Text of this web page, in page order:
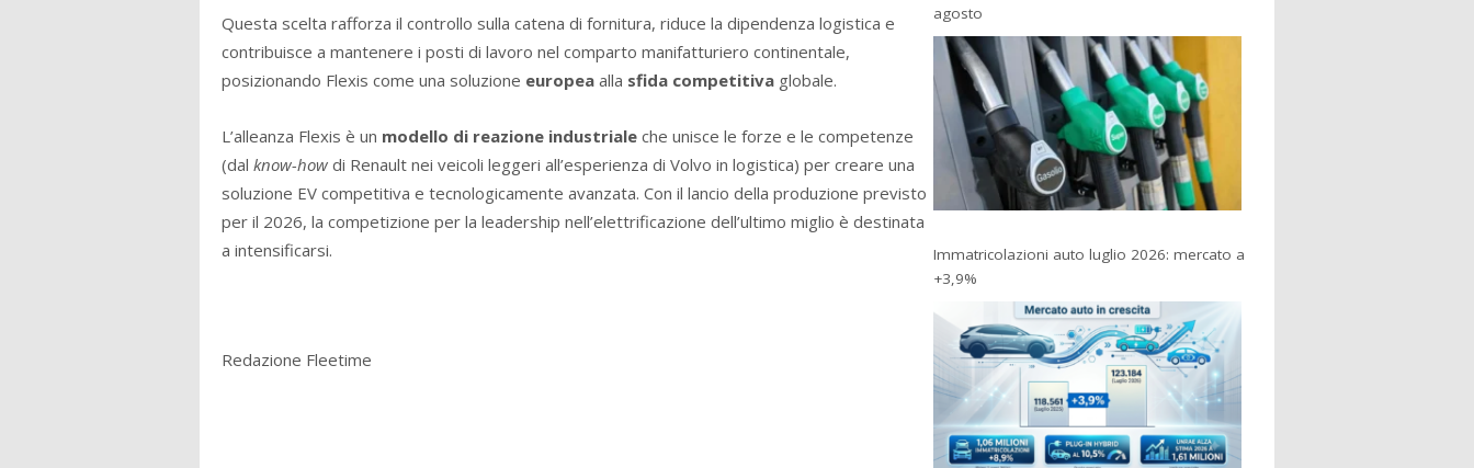
Questa scelta rafforza il controllo sulla catena di fornitura, riduce la dipendenza logistica e
contribuisce a mantenere i posti di lavoro nel comparto manifatturiero continentale,
posizionando Flexis come una soluzione europeaalla sfida competitivaglobale.
L’alleanza Flexis è un modello di reazione industrialeche unisce le forze e le competenze
(dal know-howdi Renault nei veicoli leggeri all’esperienza di Volvo in logistica) per creare una
soluzione EV competitiva e tecnologicamente avanzata. Con il lancio della produzione previsto
per il 2026, la competizione per la leadership nell’elettrificazione dell’ultimo miglio è destinata
a intensificarsi.
Redazione Fleetime
agosto
Immatricolazioni auto luglio 2026: mercato a
+3,9%